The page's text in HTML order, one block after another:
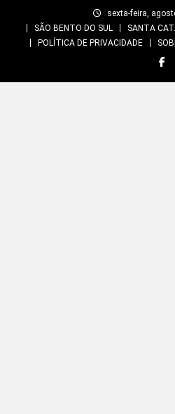
sexta-feira,
SÃO BENTO DO SUL
SANTA
POLÍTICA DE PRIVACIDADE